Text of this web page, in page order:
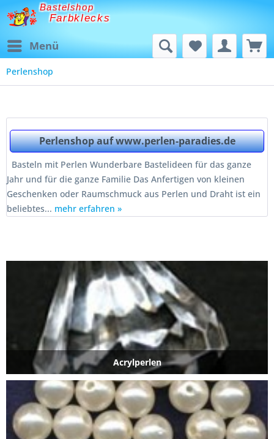
Bastelshop
Farbklecks
Menü
Perlenshop
Perlenshop auf www.perlen-paradies.de
Basteln mit Perlen Wunderbare Bastelideen für das ganze
Jahr und für die ganze Familie Das Anfertigen von kleinen
Geschenken oder Raumschmuck aus Perlen und Draht ist ein
beliebtes... mehr erfahren »
Acrylperlen